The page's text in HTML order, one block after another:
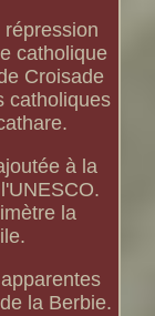
catholique
Croisade
catholiques
à la
la
la Berbie.